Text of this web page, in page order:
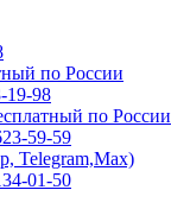
по России
19-98
по России
59-59
Telegram,Max)
01-50